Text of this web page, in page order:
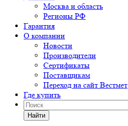
Москва и область
Регионы РФ
Гарантия
О компании
Новости
Производители
Сертификаты
Поставщикам
Переход на сайт Вестмет
Где купить
Найти